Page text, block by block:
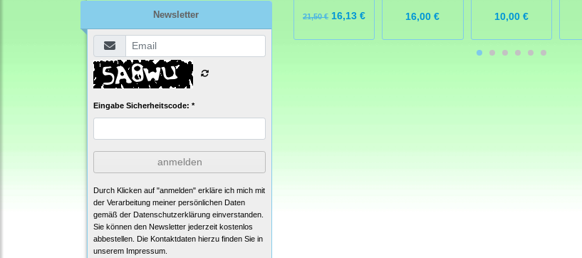
Newsletter
Eingabe Sicherheitscode: *
anmelden
Durch Klicken auf "anmelden" erkläre ich mich mit
der Verarbeitung meiner persönlichen Daten
gemäß der Datenschutzerklärung einverstanden.
Sie können den Newsletter jederzeit kostenlos
abbestellen. Die Kontaktdaten hierzu finden Sie in
unserem Impressum.
21,50 € 16,13 € 16,00 € 10,00 €